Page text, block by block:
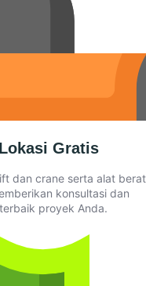
Gratis
dan crane serta alat berat
konsultasi dan
proyek Anda.